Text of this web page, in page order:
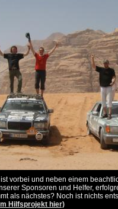
vorbei und neben einem
Sponsoren und Helfer,
als nächstes? Noch ist nichts
Hilfsprojekt hier)